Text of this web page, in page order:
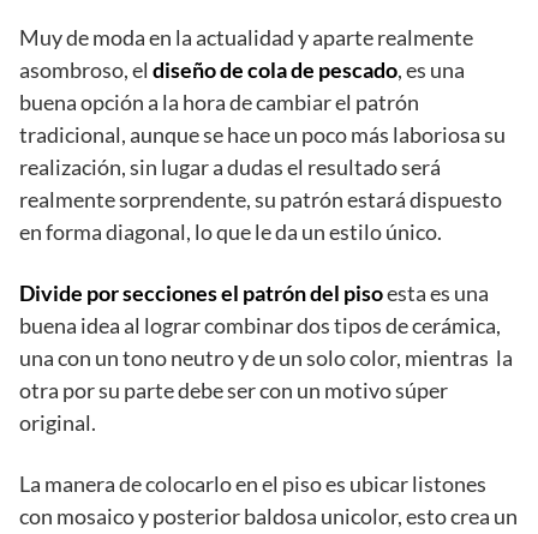
Muy de moda en la actualidad y aparte realmente
asombroso, el diseño de cola de pescado, es una
buena opción a la hora de cambiar el patrón
tradicional, aunque se hace un poco más laboriosa su
realización, sin lugar a dudas el resultado será
realmente sorprendente, su patrón estará dispuesto
en forma diagonal, lo que le da un estilo único.
Divide por secciones el patrón del pisoesta es una
buena idea al lograr combinar dos tipos de cerámica,
una con un tono neutro y de un solo color, mientras la
otra por su parte debe ser con un motivo súper
original.
La manera de colocarlo en el piso es ubicar listones
con mosaico y posterior baldosa unicolor, esto crea un